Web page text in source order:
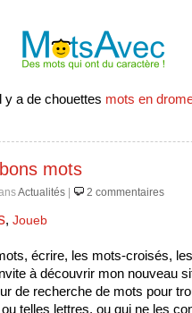
y a de chouettes mots en
mots
Actualités 2 commentaires
, Joueb
écrire, les mots-croisés,
à découvrir mon nouveau
de recherche de mots pour
telles lettres, ou qui ne les